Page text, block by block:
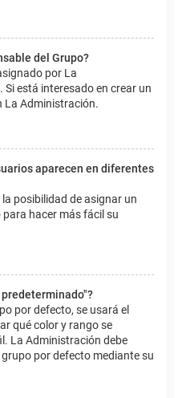
del Grupo?
por La
está interesado en crear un
La Administración.
aparecen en diferentes
posibilidad de asignar un
hacer más fácil su
predeterminado"?
por defecto, se usará el
qué color y rango se
La Administración debe
por defecto mediante su